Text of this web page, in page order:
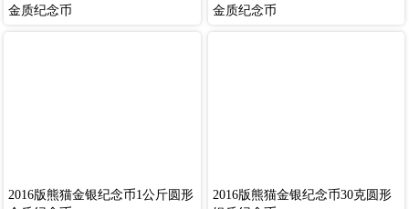
金质纪念币
金质纪念币
2016版熊猫金银纪念币1公斤圆形
2016版熊猫金银纪念币30克圆形